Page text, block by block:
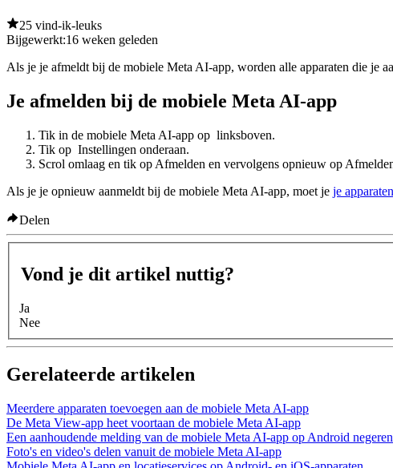
25 vind-ik-leuks
Bijgewerkt:16 weken geleden
Als je je afmeldt bij de mobiele Meta AI-app, worden alle apparaten die je
Je afmelden bij de mobiele Meta AI-app
Tik in de mobiele Meta AI-app op linksboven.
Tik op Instellingen onderaan.
Scrol omlaag en tik op Afmelden en vervolgens opnieuw op
Als je je opnieuw aanmeldt bij de mobiele Meta AI-app, moet je je
Delen
Vond je dit artikel nuttig?
Ja
Nee
Gerelateerde artikelen
Meerdere apparaten toevoegen aan de mobiele Meta AI-app
De Meta View-app heet voortaan de mobiele Meta AI-app
Een aanhoudende melding van de mobiele Meta AI-app op Android negeren
Foto's en video's delen vanuit de mobiele Meta AI-app